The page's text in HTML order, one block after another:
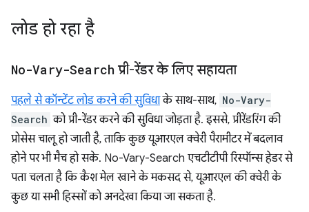
लोड हो रहा है
No-Vary-Search प्री-रेंडर के लिए सहायता
पहले से कॉन्टेंट लोड करने की सुविधाके साथ-साथ, No-Vary-
Search को प्री-रेंडर करने की सुविधा जोड़ता है. इससे, प्रीरेंडरिंग की
प्रोसेस चालू हो जाती है, ताकि कुछ यूआरएल क्वेरी पैरामीटर में बदलाव
होने पर भी मैच हो सके. No-Vary-Search एचटीटीपी रिस्पॉन्स हेडर से
पता चलता है कि कैश मेल खाने के मकसद से, यूआरएल की क्वेरी के
कुछ या सभी हिस्सों को अनदेखा किया जा सकता है.